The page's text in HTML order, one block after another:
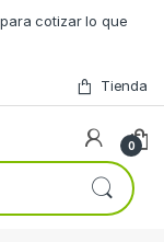
cotizar lo que
Tienda
0